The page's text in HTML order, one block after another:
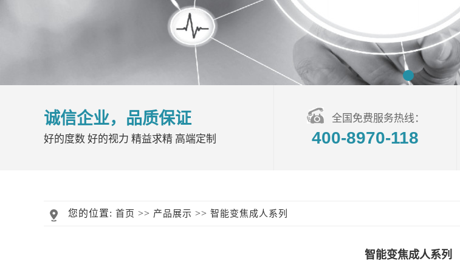
诚信企业，品质保证
好的度数 好的视力 精益求精 高端定制
全国免费服务热线：
400-8970-118
您的位置: 首页 >> 产品展示 >> 智能变焦成人系列
智能变焦成人系列